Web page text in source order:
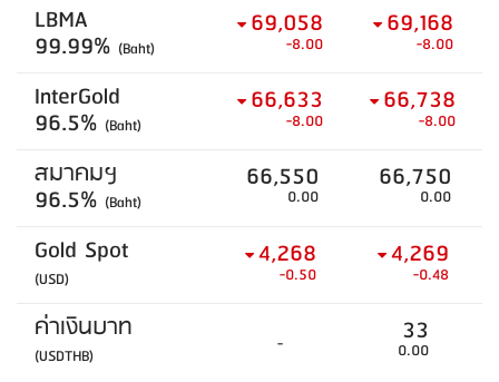
LBMA
99.99% (Baht)
69,058
-8.00
69,168
-8.00
InterGold
96.5% (Baht)
66,633
-8.00
66,738
-8.00
สมาคมฯ
96.5% (Baht)
66,550
0.00
66,750
0.00
Gold Spot
(USD)
4,268
-0.50
4,269
-0.48
ค่าเงินบาท
(USDTHB) - 33
0.00